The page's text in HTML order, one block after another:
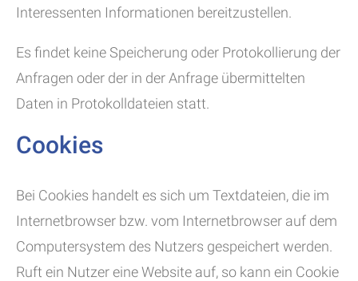
Interessenten Informationen bereitzustellen.
Es findet keine Speicherung oder Protokollierung der
Anfragen oder der in der Anfrage übermittelten
Daten in Protokolldateien statt.
Cookies
Bei Cookies handelt es sich um Textdateien, die im
Internetbrowser bzw. vom Internetbrowser auf dem
Computersystem des Nutzers gespeichert werden.
Ruft ein Nutzer eine Website auf, so kann ein Cookie